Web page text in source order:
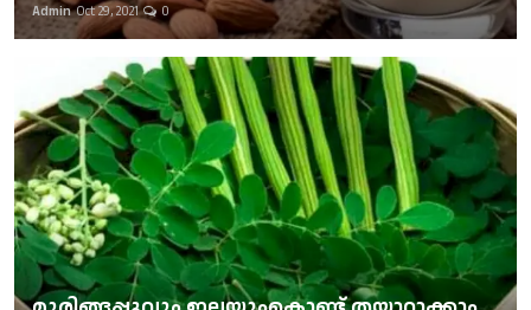
Admin Oct 29, 2021 0